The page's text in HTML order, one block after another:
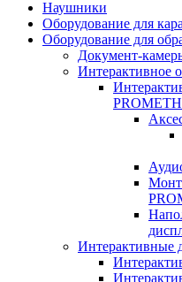
Наушники
Оборудование для
Оборудование для
Документ-
Интерактивное
Интерактивные